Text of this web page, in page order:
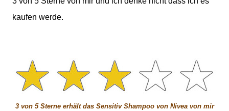
kaufen werde.
3 von 5 Sterne erhält das Sensitiv Shampoo von Nivea von mir